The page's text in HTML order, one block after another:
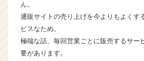
チ
キ
ん。
通販サイトの売り上げを今よりもよくす
ビスなため、
極端な話、毎回営業ごとに販売するサー
要があります。